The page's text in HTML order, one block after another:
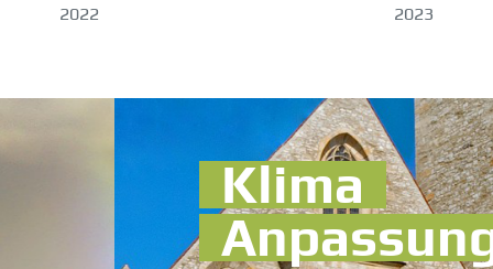
2022 2023
Klima
Anpassung